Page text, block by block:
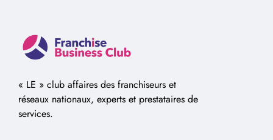
« LE » club affaires des franchiseurs et
réseaux nationaux, experts et prestataires de
services.